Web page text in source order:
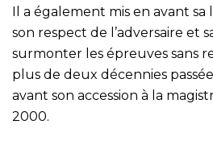
Il a également mis en avant
son respect de l’adversaire et
surmonter les épreuves sans
plus de deux décennies
avant son accession à la
2000.